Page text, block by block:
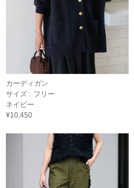
カーディガン
サイズ : フリー
ネイビー
¥10,450